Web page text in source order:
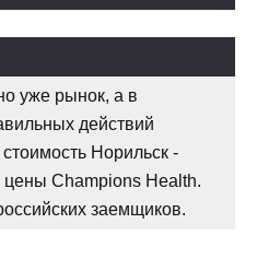
уже рынок, а в
действий
Норильск -
цены Champions Health.
заемщиков.